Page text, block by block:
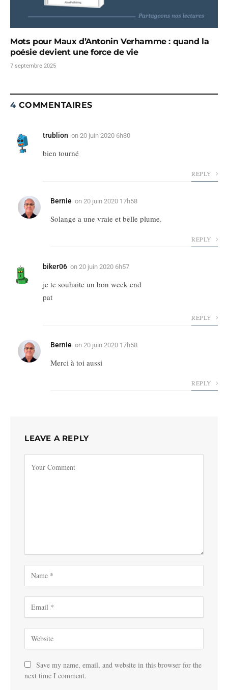
Mots pour Maux d’Antonin Verhamme : quand la
poésie devient une force de vie
7 septembre 2025
4 COMMENTAIRES
trublion on 20 juin 2020 6h30
bien tourné
REPLY
Bernie on 20 juin 2020 17h58
Solange a une vraie et belle plume.
REPLY
biker06 on 20 juin 2020 6h57
je te souhaite un bon week end
pat
REPLY
Bernie on 20 juin 2020 17h58
Merci à toi aussi
REPLY
LEAVE A REPLY
Save my name, email, and website in this browser for the
next time I comment.